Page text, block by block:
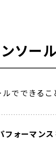
ソー
でできるこ
フォーマン